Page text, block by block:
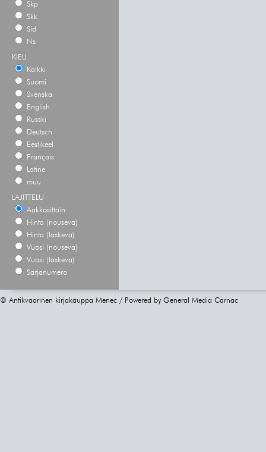
Skp
Skk
Sid
Ns
KIELI
Kaikki
Suomi
Svenska
English
Russki
Deutsch
Eestikeel
Français
Latine
muu
LAJITTELU
Aakkosittain
Hinta (nouseva)
Hinta (laskeva)
Vuosi (nouseva)
Vuosi (laskeva)
Sarjanumero
© Antikvaarinen kirjakauppa Menec / Powered by General Media Carnac